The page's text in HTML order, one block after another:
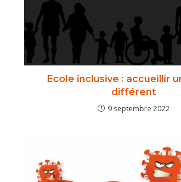
Ecole inclusive : accueillir
différent
9 septembre 2022